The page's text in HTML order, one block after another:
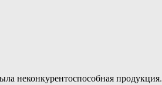
неконкурентоспособная продукция.